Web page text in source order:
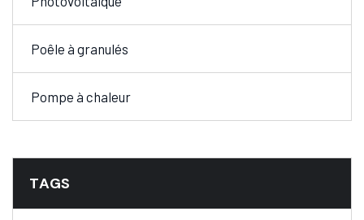
Poêle à granulés
Pompe à chaleur
TAGS